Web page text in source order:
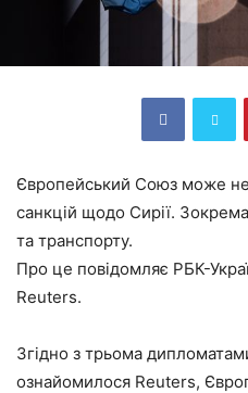
Європейський Союз може
санкцій щодо Сирії.
та транспорту.
Про це повідомляє РБК-
Reuters.
Згідно з трьома
ознайомилося Reuters,